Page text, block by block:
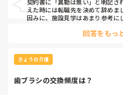
契約書に「異動は無い」と明記さ
えた時には転職先を決めて辞めま
因みに、施設見学はあまり参考に
断出来ないからです。職場の人間
回答をもっ
きょうの介護
歯ブラシの交換頻度は？